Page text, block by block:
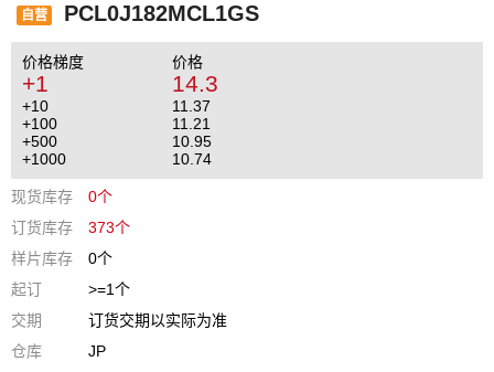
自营 PCL0J182MCL1GS
价格梯度 价格
+1 14.3
+10
11.37
+100
11.21
+500
10.95
+1000
10.74
现货库存
0个
订货库存
373个
样片库存
0个
起订
>=1个
交期
订货交期以实际为准
仓库
JP